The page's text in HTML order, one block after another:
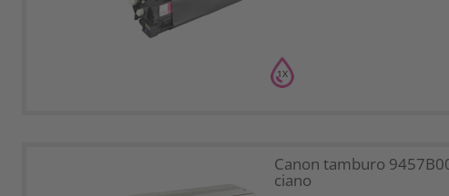
1X
Canon tamburo
ciano